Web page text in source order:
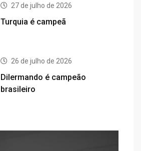
27 de julho de 2026
Turquia é campeã
26 de julho de 2026
Dilermando é campeão
brasileiro